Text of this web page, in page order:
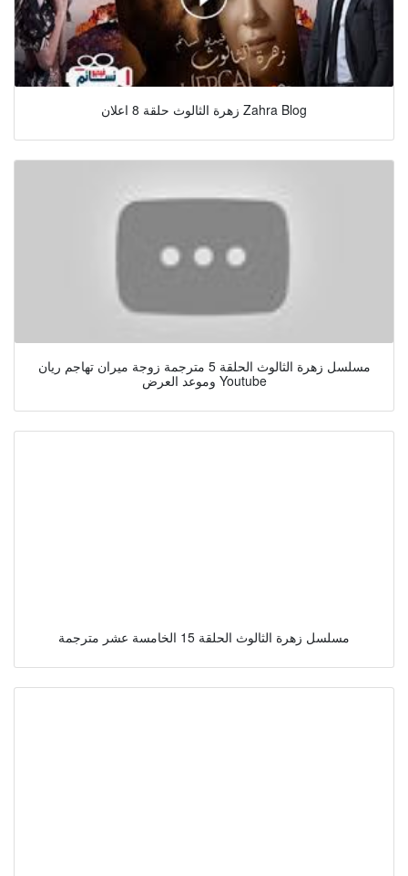
زهرة الثالوث حلقة 8 اعلان Zahra Blog
مسلسل زهرة الثالوث الحلقة 5 مترجمة زوجة ميران تهاجم ريان
وموعد العرض Youtube
مسلسل زهرة الثالوث الحلقة 15 الخامسة عشر مترجمة